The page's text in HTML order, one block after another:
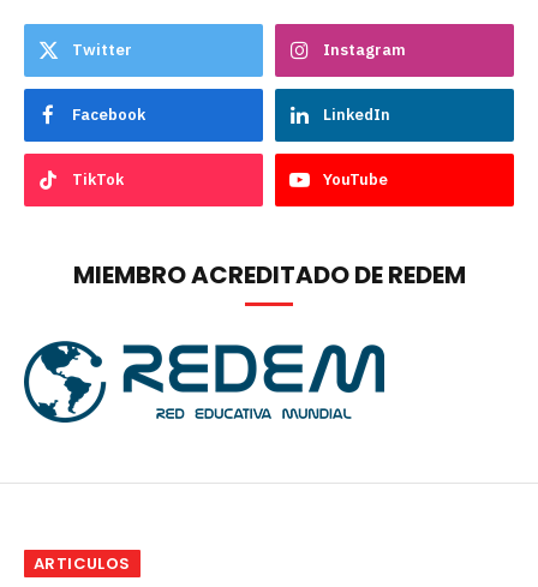
Twitter Instagram
Facebook LinkedIn
TikTok YouTube
MIEMBRO ACREDITADO DE REDEM
ARTICULOS